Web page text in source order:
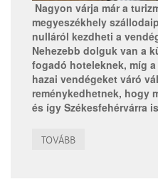
Nagyon várja már a
megyeszékhely
nulláról kezdheti a
Nehezebb dolguk van a
fogadó hoteleknek, míg
hazai vendégeket váró
reménykedhetnek, hogy
és így Székesfehérvárra
TOVÁBB